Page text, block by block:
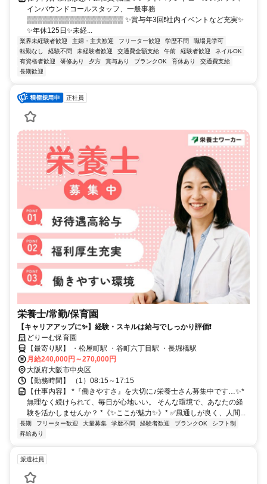
インバウンドコールスタッフ、一般事務
▒▒▒▒▒▒▒▒▒▒▒▒▒▒▒▒▒▒ ✨賞与年3回❗社内イベントなど充実✨
✨年休125日✨未経...
業界未経験者歓迎 主婦・主夫歓迎 フリーター歓迎 学歴不問
職場見学可
転勤なし
経験不問 未経験者歓迎 交通費全額支給 午前 経験者歓迎
ネイルOK
有資格者歓迎
研修あり 夕方 賞与あり ブランクOK 育休あり
交通費支給
長期歓迎
正社員
栄養士/常勤/保育園
【キャリアアップに✨】経験・スキルは給与でしっかり評価❗️
どりーむ保育園
【最寄り駅】 ・松屋町駅 ・谷町六丁目駅 ・長堀橋駅
月給240,000円～270,000円
大阪府大阪市中央区
【勤務時間】 （1）08:15～17:15
【仕事内容】 *『働きやすさ』を大切に♪栄養士さん募集中です…✨*
無理なく続けられて、毎日が心地いい。 そんな環境で、あなたの経
験を活かしませんか？ *《✨ここが魅力✨》* ✅️風通しが良く、人間...
長期 フリーター歓迎 大量募集 学歴不問 経験者歓迎 ブランクOK
シフト制
昇給あり
派遣社員